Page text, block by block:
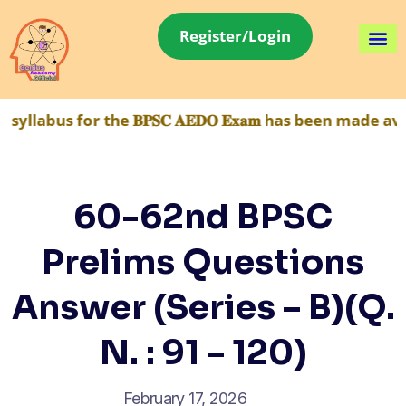
Register/Login
for the 𝐁𝐏𝐒𝐂 𝐀𝐄𝐃𝐎 𝐄𝐱𝐚𝐦 has been made available
60-62nd BPSC
Prelims Questions
Answer (Series – B)(Q.
N. : 91 – 120)
February 17, 2026